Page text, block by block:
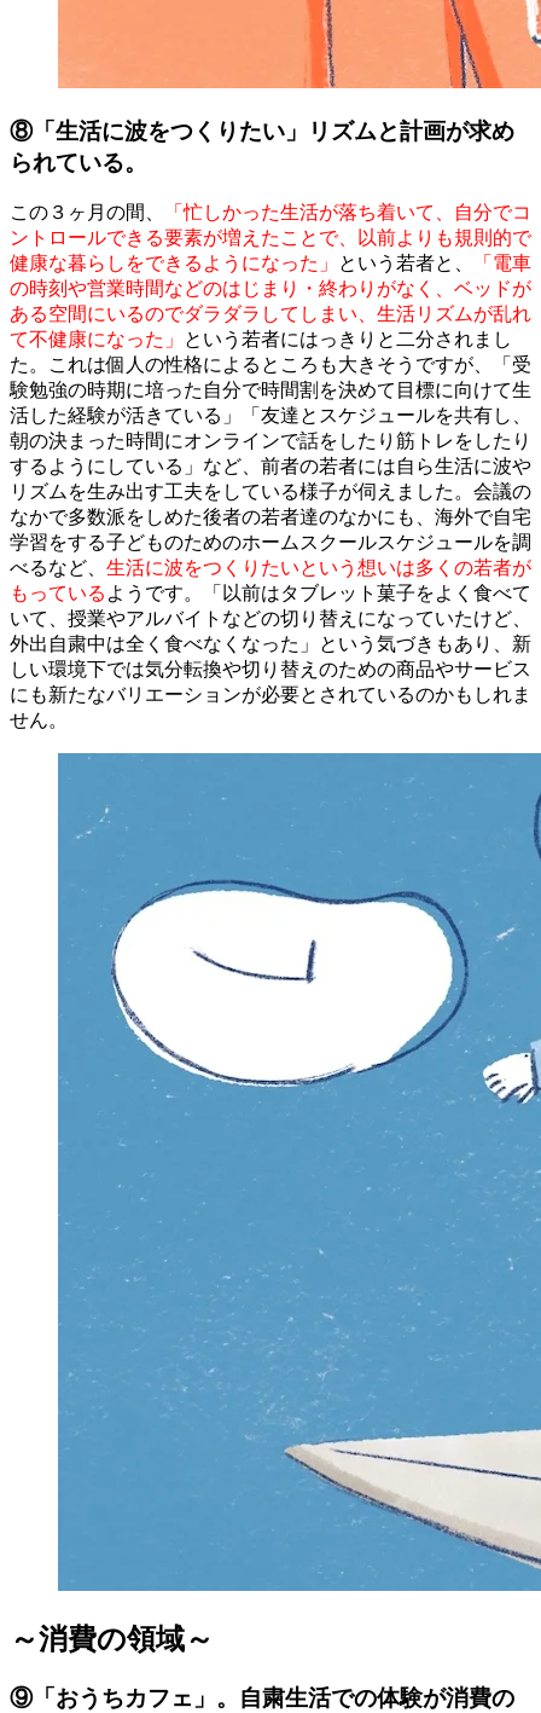
⑧「生活に波をつくりたい」リズムと計画が求め
られている。
この３ヶ月の間、
「忙しかった生活が落ち着いて、自分でコ
ントロールできる要素が増えたことで、以前よりも規則的で
健康な暮らしをできるようになった」
という若者と、
「電車
の時刻や営業時間などのはじまり・終わりがなく、ベッドが
ある空間にいるのでダラダラしてしまい、生活リズムが乱れ
て不健康になった」
という若者にはっきりと二分されまし
た。これは個人の性格によるところも大きそうですが、「受
験勉強の時期に培った自分で時間割を決めて目標に向けて生
活した経験が活きている」「友達とスケジュールを共有し、
朝の決まった時間にオンラインで話をしたり筋トレをしたり
するようにしている」など、前者の若者には自ら生活に波や
リズムを生み出す工夫をしている様子が伺えました。会議の
なかで多数派をしめた後者の若者達のなかにも、海外で自宅
学習をする子どものためのホームスクールスケジュールを調
べるなど、 生活に波をつくりたいという想いは多くの若者が
もっている ようです。「以前はタブレット菓子をよく食べて
いて、授業やアルバイトなどの切り替えになっていたけど、
外出自粛中は全く食べなくなった」という気づきもあり、新
しい環境下では気分転換や切り替えのための商品やサービス
にも新たなバリエーションが必要とされているのかもしれま
せん。
～消費の領域～
⑨「おうちカフェ」。自粛生活での体験が消費の